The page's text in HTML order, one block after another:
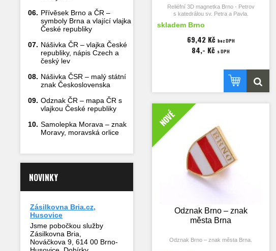
06. Přívěsek Brno a ČR –
symboly Brna a vlající vlajka
České republiky
07. Nášivka ČR – vlajka České
republiky, nápis Czech a
český lev
08. Nášivka ČSR – malý státní
znak Československa
09. Odznak ČR – mapa ČR s
vlajkou České republiky
10. Samolepka Morava – znak
Moravy, moravská orlice
NOVINKY
Zásilkovna Bria.cz,
Husovice
Jsme pobočkou služby
Zásilkovna Bria,
Nováčkova 9, 614 00 Brno-
Reliéfní 3D magnetka Brno - Petrov
s katedrálou sv. Petra a Pavla.
Rozměry magnetky 50x72 mm,
skladem Brno
69,42 Kč bez DPH
84,- Kč s DPH
NOVÉ
Odznak Brno – znak
města Brna
Odznak Brno – znak města Brna.